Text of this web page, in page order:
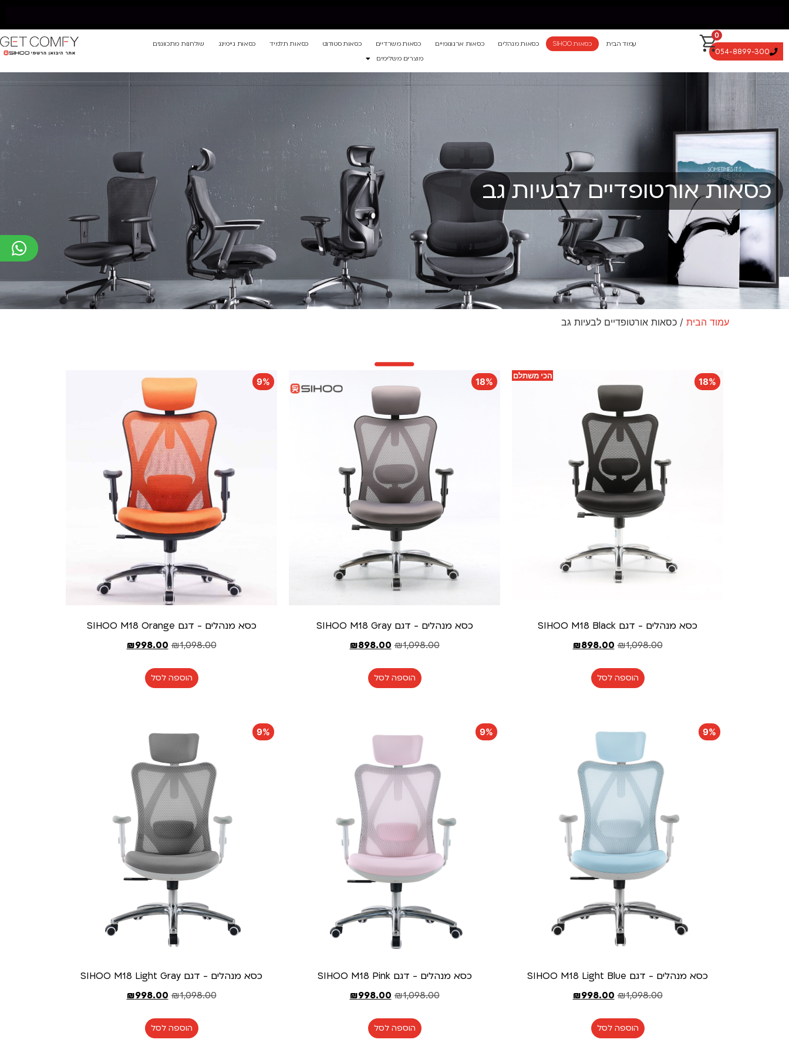
054-8899-300
0
עמוד הבית
כסאות SIHOO כסאות מנהלים כסאות ארגונומיים כסאות משרדיים כסאות סטודנט כסאות תלמיד כסאות גיימינג
שולחנות מתכווננים
מוצרים משלימים
כסאות אורטופדיים לבעיות גב
עמוד הבית / כסאות אורטופדיים לבעיות גב
הכי משתלם
18%
כסא מנהלים - דגם SIHOO M18 Black
₪1,098.00
₪898.00
הוספה לסל
18%
כסא מנהלים - דגם SIHOO M18 Gray
₪1,098.00
₪898.00
הוספה לסל
9%
כסא מנהלים - דגם SIHOO M18 Orange
₪1,098.00
₪998.00
הוספה לסל
9%
כסא מנהלים - דגם SIHOO M18 Light Blue
₪1,098.00
₪998.00
הוספה לסל
9%
כסא מנהלים - דגם SIHOO M18 Pink
₪1,098.00
₪998.00
הוספה לסל
9%
כסא מנהלים - דגם SIHOO M18 Light Gray
₪1,098.00
₪998.00
הוספה לסל